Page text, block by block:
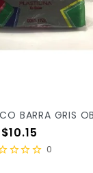
Precio
$10.15
0